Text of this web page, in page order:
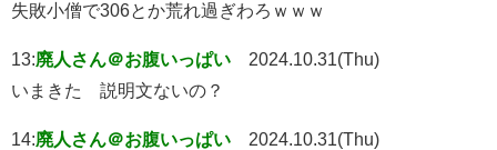
失敗小僧で306とか荒れ過ぎわろｗｗｗ
13:廃人さん＠お腹いっぱい
2024.10.31(Thu)
いまきた 説明文ないの？
14:廃人さん＠お腹いっぱい
2024.10.31(Thu)